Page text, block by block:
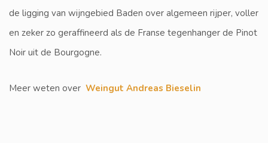
de ligging van wijngebied Baden over algemeen rijper, voller
en zeker zo geraffineerd als de Franse tegenhanger de Pinot
Noir uit de Bourgogne.
Meer weten over Weingut Andreas Bieselin